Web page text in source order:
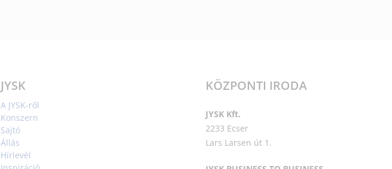
JYSK
A JYSK-ről
Konszern
Sajtó
Állás
Hírlevél
KÖZPONTI IRODA
JYSK Kft.
2233 Ecser
Lars Larsen út 1.